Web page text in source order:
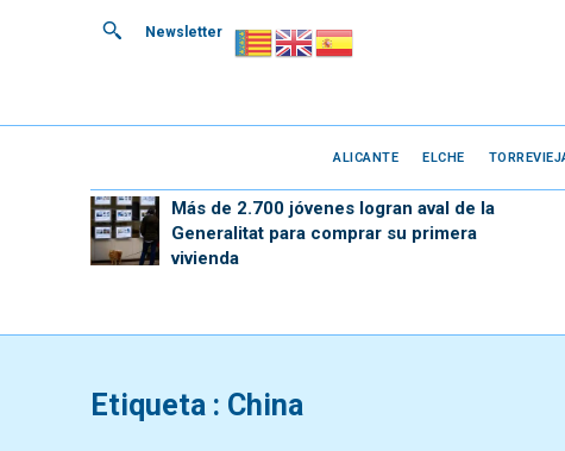
Newsletter
ALICANTE ELCHE
Más de 2.700 jóvenes logran aval de la
Generalitat para comprar su primera
vivienda
Etiqueta : China